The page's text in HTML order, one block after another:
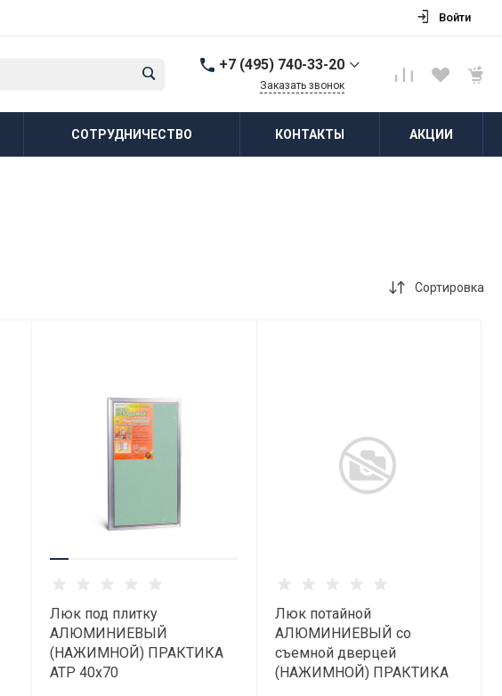
Войти
+7 (495) 740-33-20
г. Балашиха, д.
Заказать звонок
СОТРУДНИЧЕСТВО КОНТАКТЫ АКЦИИ
Сортировка
Люк под плитку
АЛЮМИНИЕВЫЙ
(НАЖИМНОЙ) ПРАКТИКА
АТР 40х70
Люк потайной
АЛЮМИНИЕВЫЙ со
съемной дверцей
(НАЖИМНОЙ) ПРАКТИКА